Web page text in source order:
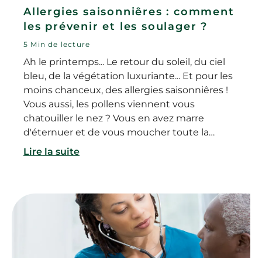
Allergies saisonniêres : comment
les prévenir et les soulager ?
5 Min de lecture
Ah le printemps... Le retour du soleil, du ciel
bleu, de la végétation luxuriante... Et pour les
moins chanceux, des allergies saisonniêres !
Vous aussi, les pollens viennent vous
chatouiller le nez ? Vous en avez marre
d'éternuer et de vous moucher toute la
journée ? Pas de panique, il est tout à fait
Lire la suite